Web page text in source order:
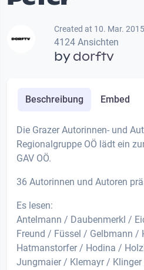
Created at 10. Mar. 2015
4124 Ansichten
bydorftv
Beschreibung Embed
Die Grazer Autorinnen- und
Regionalgruppe OÖ lädt ein
GAV OÖ.
36 Autorinnen und Autoren
Es lesen:
Antelmann / Daubenmerkl /
Freund / Füssel / Gelbmann /
Hatmanstorfer / Hodina /
Jungmaier / Klemayr /